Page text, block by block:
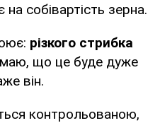
собівартість зерна.
різкого стрибка
що це буде дуже
він.
контрольованою,